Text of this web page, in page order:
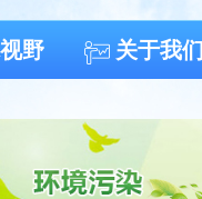
野 关于我们